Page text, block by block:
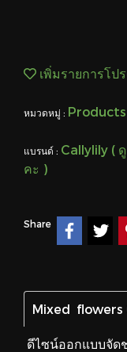
เพิ่มรายการโป
หมวดหมู่ : Products
แบรนด์ : Callylily (
คะ )
Share
Mixed flowers
ดีไซน์ออกแบบจัด